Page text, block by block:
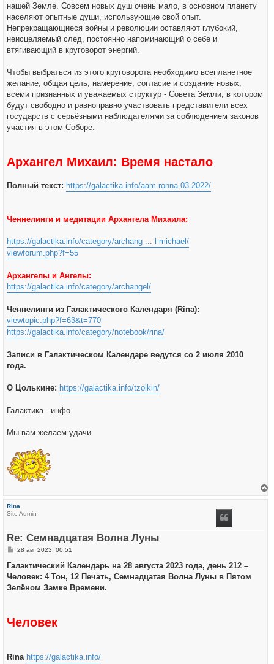
нашей Земле. Совсем новых душ очень мало, в основном планету
населяют опытные души, использующие свой опыт.
Непрекращающиеся войны и революции оставляют глубокий,
неисцеляемый след, постоянно напоминающий о себе и
втягивающий в круговорот энергий.
Чтобы выбраться из этого круговорота необходимо всепланетное
желание, общая цель, намерение, согласие и создание новых,
всеми признанных и уважаемых структур - Совета Земли, в котором
будут свободно и равноправно участвовать представители всех
государств с серьёзными наблюдателями за соблюдением законов
участия в этом Соборе.
Архангел Михаил: Время настало
Полный текст: https://galactika.info/aam-ronna-03-2022/
Ченнелинги и медитации Архангела Михаила:
https://galactika.info/category/archang ... l-michael/
viewforum.php?f=55
Архангелы и Ангелы:
https://galactika.info/category/archangel/
Ченнелинги из Галактического Календаря (Rina):
viewtopic.php?f=63&t=770
https://galactika.info/category/notebook/rina/
Записи в Галактическом Календаре ведутся со 2 июля 2010
года.
О Цолькине: https://galactika.info/tzolkin/
Галактика - инфо
Мы вам желаем удачи
Rina
Site Admin
Re: Семнадцатая Волна Луны
С
о
щ
е
28 авг 2023, 00:51
Галактический Календарь на 28 августа 2023 года, день 212 –
Человек: 4 Тон, 12 Печать, Семнадцатая Волна Луны в Пятом
Зелёном Замке Времени.
Человек
Rina https://galactika.info/